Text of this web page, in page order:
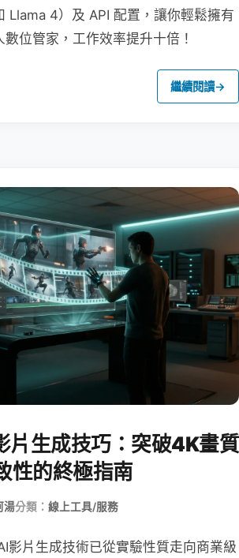
Llama 4）及 API 配置，讓你輕鬆擁有
位管家，工作效率提升十倍！
繼續閱讀→
生成技巧：突破4K畫質
性的終極指南
湯分類： 線上工具/服務
影片生成技術已從實驗性質走向商業級